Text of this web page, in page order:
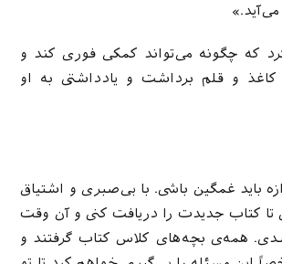
که چگونه می‌تواند کمکی فوری کند و
و قلم برداشت و یادداشتی به او
باید غمگین باشی. با بی‌صبری و اشتیاق
تا کتاب جدیدت را دریافت کنی و آن وقت
همه‌ی بچه‌های کلاس کتاب گرفتند و